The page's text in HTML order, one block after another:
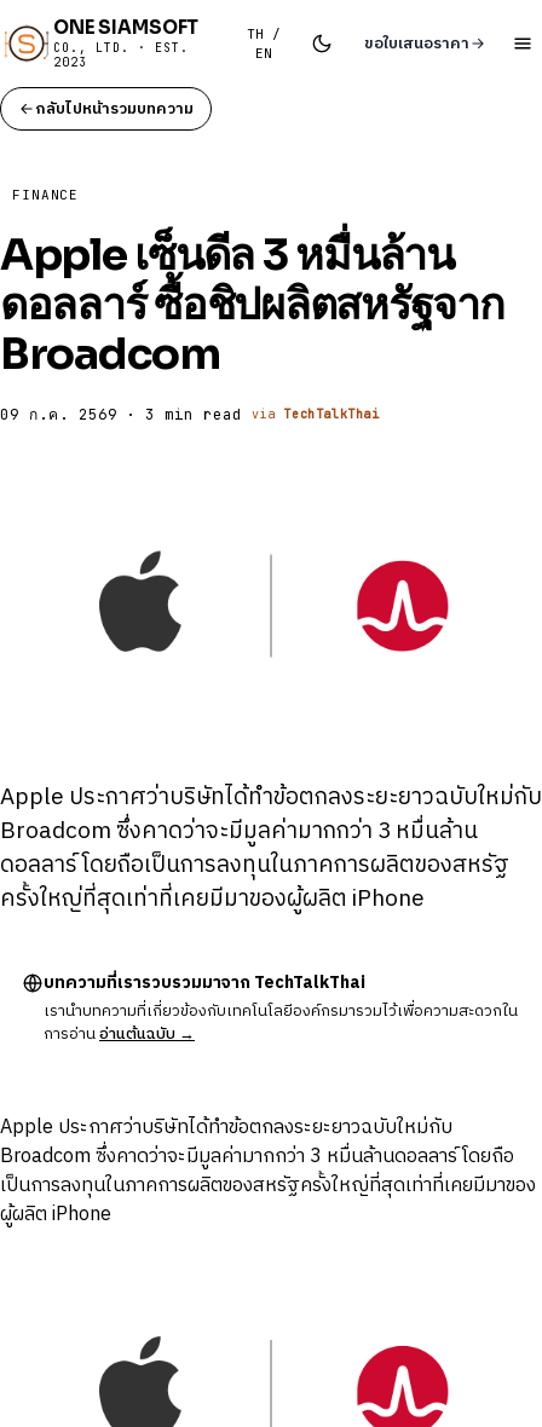
ONE SIAMSOFT
CO., LTD. · EST.
2023
TH /
EN
ขอใบเสนอราคา
กลับไปหน้ารวมบทความ
FINANCE
Apple เซ็นดีล 3 หมื่นล้าน
ดอลลาร์ ซื้อชิปผลิตสหรัฐจาก
Broadcom
09 ก.ค. 2569 · 3 min read via TechTalkThai
Apple ประกาศว่าบริษัทได้ทำข้อตกลงระยะยาวฉบับใหม่กับ
Broadcom ซึ่งคาดว่าจะมีมูลค่ามากกว่า 3 หมื่นล้าน
ดอลลาร์ โดยถือเป็นการลงทุนในภาคการผลิตของสหรัฐ
ครั้งใหญ่ที่สุดเท่าที่เคยมีมาของผู้ผลิต iPhone
บทความที่เรารวบรวมมาจาก TechTalkThai
เรานำบทความที่เกี่ยวข้องกับเทคโนโลยีองค์กรมารวมไว้เพื่อความสะดวกใน
การอ่านอ่านต้นฉบับ →
Apple ประกาศว่าบริษัทได้ทำข้อตกลงระยะยาวฉบับใหม่กับ
Broadcom ซึ่งคาดว่าจะมีมูลค่ามากกว่า 3 หมื่นล้านดอลลาร์ โดยถือ
เป็นการลงทุนในภาคการผลิตของสหรัฐครั้งใหญ่ที่สุดเท่าที่เคยมีมาของ
ผู้ผลิต iPhone